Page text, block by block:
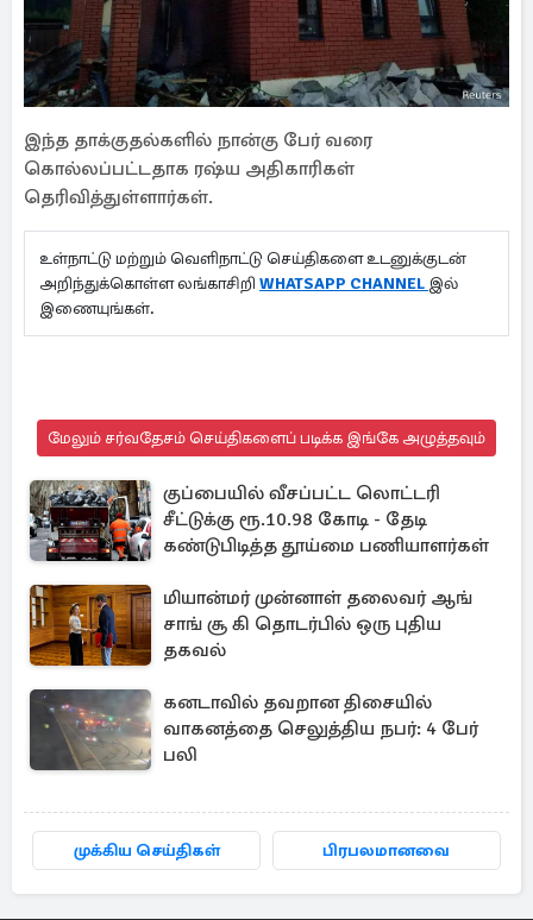
இந்த தாக்குதல்களில் நான்கு பேர் வரை
கொல்லப்பட்டதாக ரஷ்ய அதிகாரிகள்
தெரிவித்துள்ளார்கள்.
உள்நாட்டு மற்றும் வெளிநாட்டு செய்திகளை உடனுக்குடன்
அறிந்துக்கொள்ள லங்காசிறி WHATSAPP CHANNEL இல்
இணையுங்கள்.
மேலும் சர்வதேசம் செய்திகளைப் படிக்க இங்கே அழுத்தவும்
குப்பையில் வீசப்பட்ட லொட்டரி
சீட்டுக்கு ரூ.10.98 கோடி - தேடி
கண்டுபிடித்த தூய்மை பணியாளர்கள்
மியான்மர் முன்னாள் தலைவர் ஆங்
சாங் சூ கி தொடர்பில் ஒரு புதிய
தகவல்
கனடாவில் தவறான திசையில்
வாகனத்தை செலுத்திய நபர்: 4 பேர்
பலி
முக்கிய செய்திகள் பிரபலமானவை